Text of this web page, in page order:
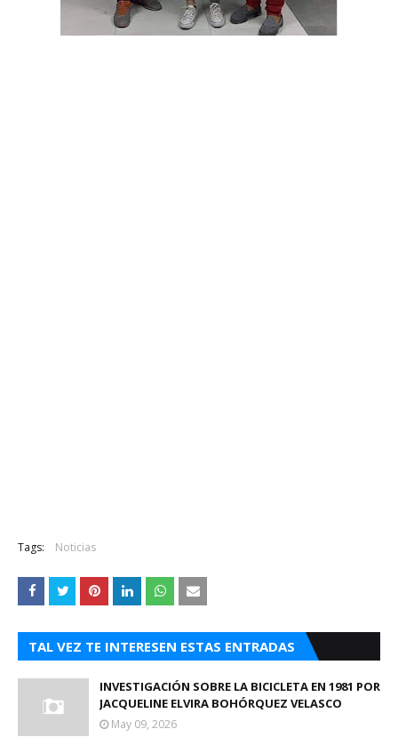
Tags: Noticias
TAL VEZ TE INTERESEN ESTAS ENTRADAS
INVESTIGACIÓN SOBRE LA BICICLETA EN 1981 POR
JACQUELINE ELVIRA BOHÓRQUEZ VELASCO
May 09, 2026